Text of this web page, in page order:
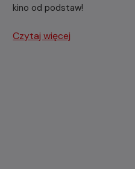
kino od podstaw!
Czytaj więcej